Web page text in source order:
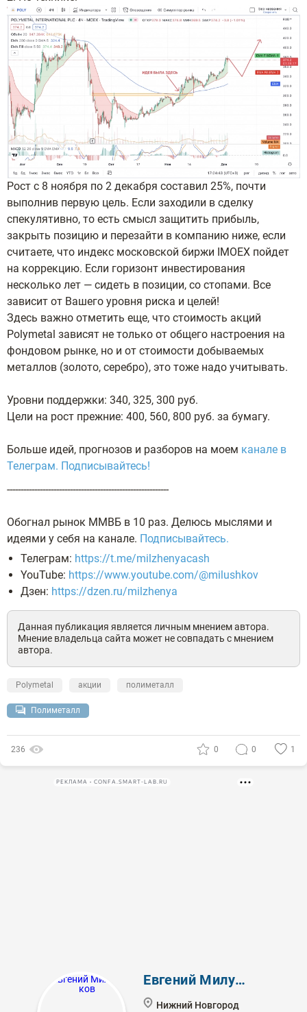
Рост с 8 ноября по 2 декабря составил 25%, почти
выполнив первую цель. Если заходили в сделку
спекулятивно, то есть смысл защитить прибыль,
закрыть позицию и перезайти в компанию ниже, если
считаете, что индекс московской биржи IMOEX пойдет
на коррекцию. Если горизонт инвестирования
несколько лет — сидеть в позиции, со стопами. Все
зависит от Вашего уровня риска и целей!
Здесь важно отметить еще, что стоимость акций
Polymetal зависят не только от общего настроения на
фондовом рынке, но и от стоимости добываемых
металлов (золото, серебро), это тоже надо учитывать.
Уровни поддержки: 340, 325, 300 руб.
Цели на рост прежние: 400, 560, 800 руб. за бумагу.
Больше идей, прогнозов и разборов на моем канале в
Телеграм. Подписывайтесь!
-----------------------------------------------------------
Обогнал рынок ММВБ в 10 раз. Делюсь мыслями и
идеями у себя на канале. Подписывайтесь.
Телеграм: https://t.me/milzhenyacash
YouTube: https://www.youtube.com/@milushkov
Дзен: https://dzen.ru/milzhenya
Данная публикация является личным мнением автора.
Мнение владельца сайта может не совпадать с мнением
автора.
Polymetal акции полиметалл
Полиметалл
236 0 0 1
РЕКЛАМА • CONFA.SMART-LAB.RU
Евгений Милушков
Нижний Новгород